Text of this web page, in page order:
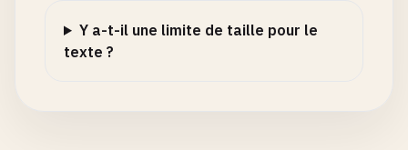
Y a-t-il une limite de taille pour le
texte ?